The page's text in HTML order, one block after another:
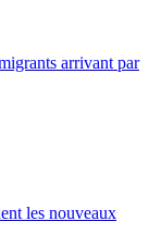
arrivant par
les nouveaux